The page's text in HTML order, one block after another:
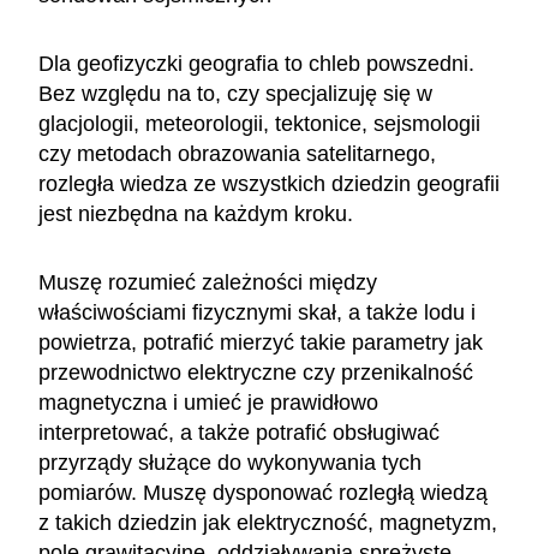
Dla geofizyczki geografia to chleb powszedni.
Bez względu na to, czy specjalizuję się w
glacjologii, meteorologii, tektonice, sejsmologii
czy metodach obrazowania satelitarnego,
rozległa wiedza ze wszystkich dziedzin geografii
jest niezbędna na każdym kroku.
Muszę rozumieć zależności między
właściwościami fizycznymi skał, a także lodu i
powietrza, potrafić mierzyć takie parametry jak
przewodnictwo elektryczne czy przenikalność
magnetyczna i umieć je prawidłowo
interpretować, a także potrafić obsługiwać
przyrządy służące do wykonywania tych
pomiarów. Muszę dysponować rozległą wiedzą
z takich dziedzin jak elektryczność, magnetyzm,